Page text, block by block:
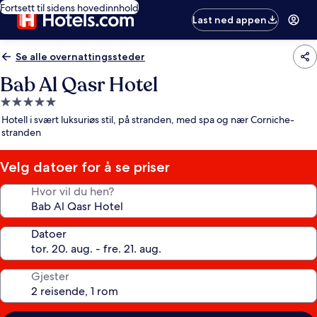
Fortsett til sidens hovedinnhold
Last ned appen
Se alle overnattingssteder
Bab Al Qasr Hotel
Overnattingssted
med
5.0
stjerner
Hotell i svært luksuriøs stil, på stranden, med spa og nær Corniche-
stranden
Velg datoer for å se priser
Hvor vil du hen?
Datoer
Gjester